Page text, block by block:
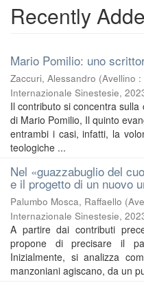
Recently
Mario Pomilio: uno
Zaccuri, Alessandro (Avellino
Internazionale Sinestesie,
Il contributo si concentra
di Mario Pomilio, Il quinto
entrambi i casi, infatti, la
teologiche ...
Nel «guazzabuglio del
e il progetto di un nuovo
Palumbo Mosca, Raffaello (
Internazionale Sinestesie,
A partire dai contributi
propone di precisare il
Inizialmente, si analizza
manzoniani agiscano, da un